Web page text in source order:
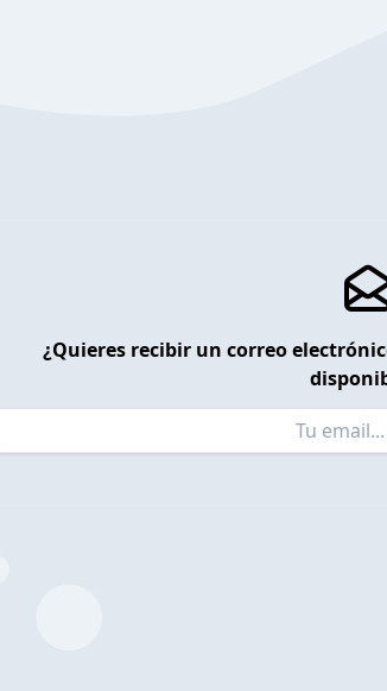
¿Quieres recibir un correo